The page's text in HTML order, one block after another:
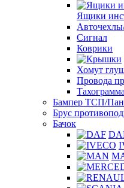
Ящики
Сигнал
Коврики
Хомут
Провода
Тахограмма
Бампер ТСП/
Брус
Бачок